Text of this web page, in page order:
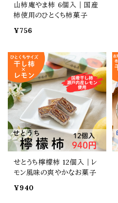
山柿庵やま柿 6個入｜国産
柿使用のひとくち柿菓子
¥756
せとうち檸檬柿 12個入｜レ
モン風味の爽やかなお菓子
¥940